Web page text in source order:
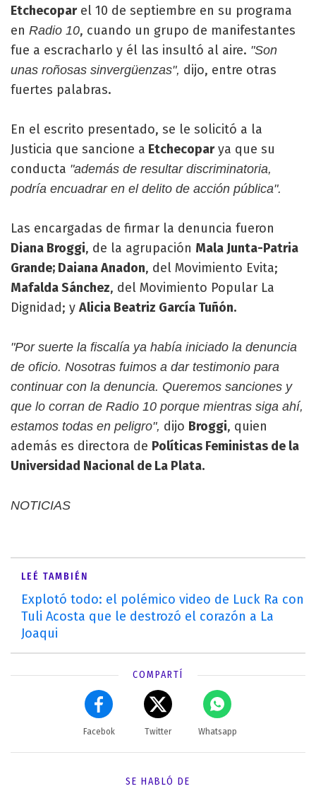
Etchecoparel 10 de septiembre en su programa
en Radio 10, cuando un grupo de manifestantes
fue a escracharlo y él las insultó al aire. "Son
unas roñosas sinvergüenzas", dijo, entre otras
fuertes palabras.
En el escrito presentado, se le solicitó a la
Justicia que sancione a Etchecoparya que su
conducta "además de resultar discriminatoria,
podría encuadrar en el delito de acción pública".
Las encargadas de firmar la denuncia fueron
Diana Broggi, de la agrupación Mala Junta-Patria
Grande; Daiana Anadon, del Movimiento Evita;
Mafalda Sánchez, del Movimiento Popular La
Dignidad; y Alicia Beatriz García Tuñón.
"Por suerte la fiscalía ya había iniciado la denuncia
de oficio. Nosotras fuimos a dar testimonio para
continuar con la denuncia. Queremos sanciones y
que lo corran de Radio 10 porque mientras siga ahí,
estamos todas en peligro", dijo Broggi, quien
además es directora de Políticas Feministas de la
Universidad Nacional de La Plata.
NOTICIAS
LEÉ TAMBIÉN
Explotó todo: el polémico video de Luck Ra con
Tuli Acosta que le destrozó el corazón a La
Joaqui
COMPARTÍ
Facebok Twitter Whatsapp
SE HABLÓ DE